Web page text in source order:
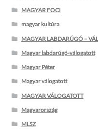
MAGYAR FOCI
magyar kultúra
MAGYAR LABDARÚGÓ –
Magyar labdarúgó-válogatott
Magyar Péter
Magyar válogatott
MAGYAR VÁLOGATOTT
Magyarország
MLSZ